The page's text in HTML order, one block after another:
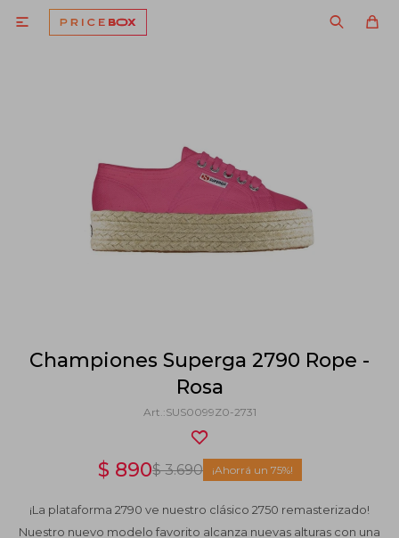

Championes Superga 2790 Rope -
Rosa
SUS0099Z0-2731
$ 890$ 3.690 75
¡La plataforma 2790 ve nuestro clásico 2750 remasterizado!
Nuestro nuevo modelo favorito alcanza nuevas alturas con una